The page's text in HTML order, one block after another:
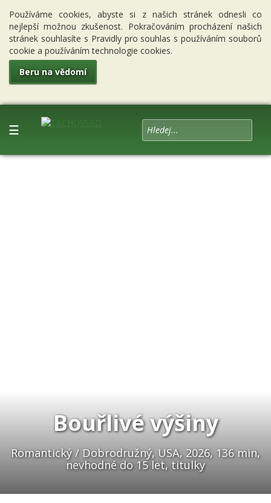
Používáme cookies, abyste si z našich stránek odnesli co
nejlepší možnou zkušenost. Pokračováním procházení našich
stránek souhlasíte s Pravidly pro souhlas s používáním souborů
cookie a používáním technologie cookies.
Beru na vědomí
☰
Bouřlivé výšiny
Romantický / Dobrodružný, USA, 2026, 136 min,
nevhodné do 15 let, titulky